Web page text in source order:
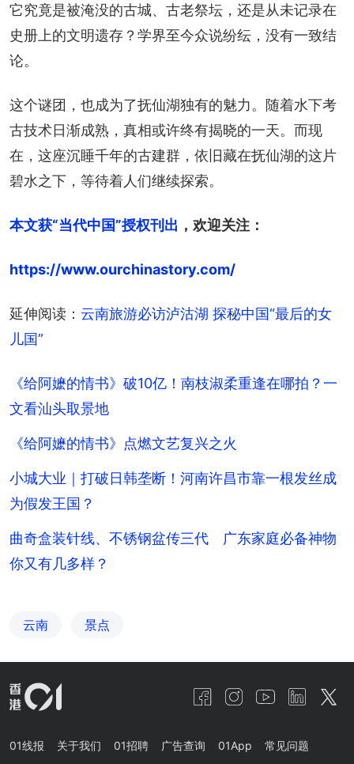
它究竟是被淹没的古城、古老祭坛，还是从未记录在
史册上的文明遗存？学界至今众说纷纭，没有一致结
论。
这个谜团，也成为了抚仙湖独有的魅力。随着水下考
古技术日渐成熟，真相或许终有揭晓的一天。而现
在，这座沉睡千年的古建群，依旧藏在抚仙湖的这片
碧水之下，等待着人们继续探索。
本文获“当代中国”授权刊出 ，欢迎关注：
https://www.ourchinastory.com/
延伸阅读： 云南旅游必访泸沽湖 探秘中国“最后的女
儿国”
《给阿嬷的情书》破10亿！南枝淑柔重逢在哪拍？一
文看汕头取景地
《给阿嬷的情书》点燃文艺复兴之火
小城大业｜打破日韩垄断！河南许昌市靠一根发丝成
为假发王国？
曲奇盒装针线、不锈钢盆传三代 广东家庭必备神物
你又有几多样？
云南 景点
01线报 关于我们 01招聘 广告查询 01App 常见问题